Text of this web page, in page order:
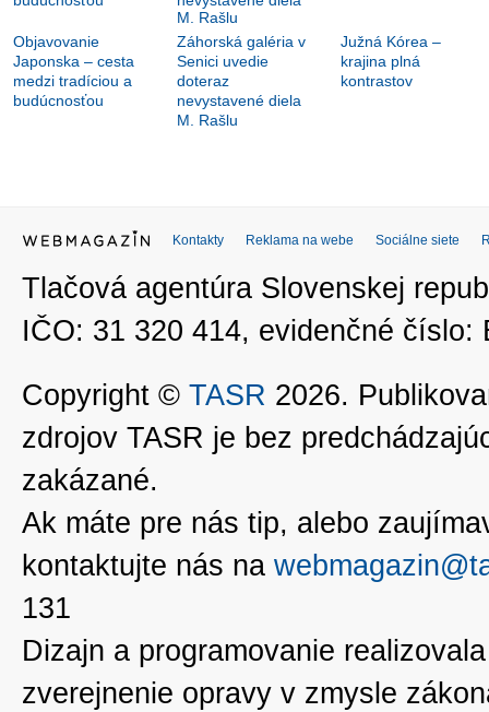
Objavovanie
Japonska – cesta
medzi tradíciou a
budúcnosťou
Záhorská galéria v
Senici uvedie
doteraz
nevystavené diela
M. Rašlu
Južná Kórea –
krajina plná
kontrastov
Kontakty Reklama na webe Sociálne siete
Tlačová agentúra Slovenskej
IČO: 31 320 414, evidenčné číslo:
Copyright © TASR 2026.
zdrojov TASR je bez
zakázané.
Ak máte pre nás tip, alebo
kontaktujte nás na
131
Dizajn a programovanie
zverejnenie opravy v zmysle